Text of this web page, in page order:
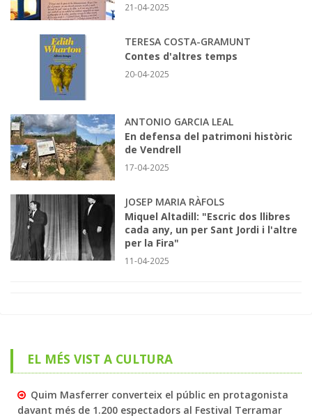
21-04-2025
TERESA COSTA-GRAMUNT
Contes d'altres temps
20-04-2025
ANTONIO GARCIA LEAL
En defensa del patrimoni històric
de Vendrell
17-04-2025
JOSEP MARIA RÀFOLS
Miquel Altadill: "Escric dos llibres
cada any, un per Sant Jordi i l'altre
per la Fira"
11-04-2025
EL MÉS VIST A CULTURA
Quim Masferrer converteix el públic en protagonista
davant més de 1.200 espectadors al Festival Terramar